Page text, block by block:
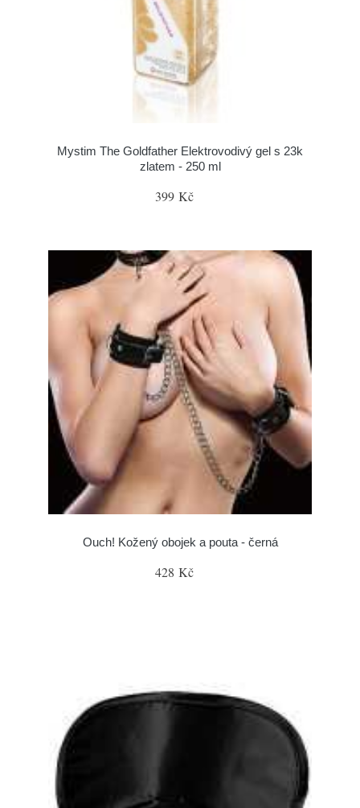
Mystim The Goldfather Elektrovodivý gel s 23k
zlatem - 250 ml
399 Kč
Ouch! Kožený obojek a pouta - černá
428 Kč